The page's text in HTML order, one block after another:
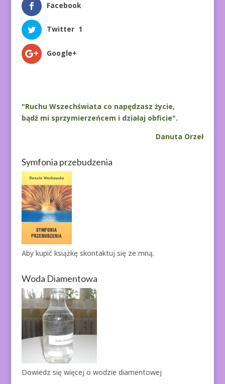
Facebook
Twitter 1
Google+
"Ruchu Wszechświata co napędzasz życie,
bądź mi sprzymierzeńcem i działaj obficie".
Danuta Orzeł
Symfonia przebudzenia
Aby kupić książkę skontaktuj się ze mną.
Woda Diamentowa
Dowiedz się więcej o wodzie diamentowej